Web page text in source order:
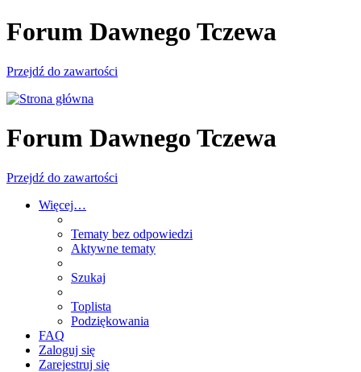
Forum Dawnego Tczewa
Przejdź do zawartości
Forum Dawnego Tczewa
Przejdź do zawartości
Więcej…
Tematy bez odpowiedzi
Aktywne tematy
Szukaj
Toplista
Podziękowania
FAQ
Zaloguj się
Zarejestruj się